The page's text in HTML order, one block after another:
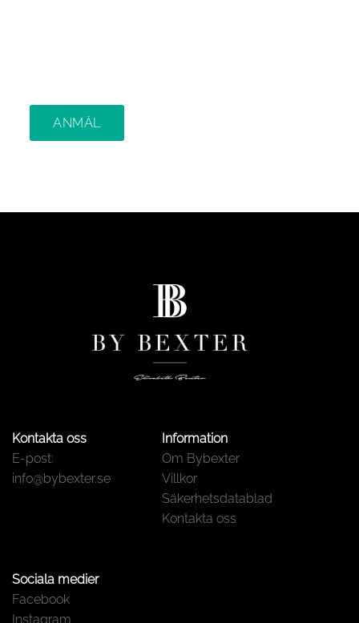
Kontakta oss
E-post:
info@bybexter.se
Information
Om Bybexter
Villkor
Säkerhetsdatablad
Kontakta oss
Sociala medier
Facebook
Instagram